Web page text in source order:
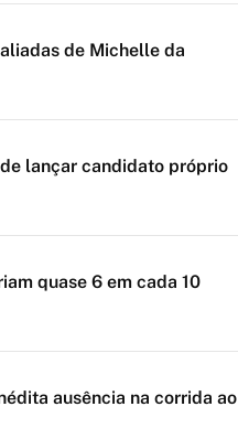
de Michelle da
lançar candidato próprio
quase 6 em cada 10
ausência na corrida ao